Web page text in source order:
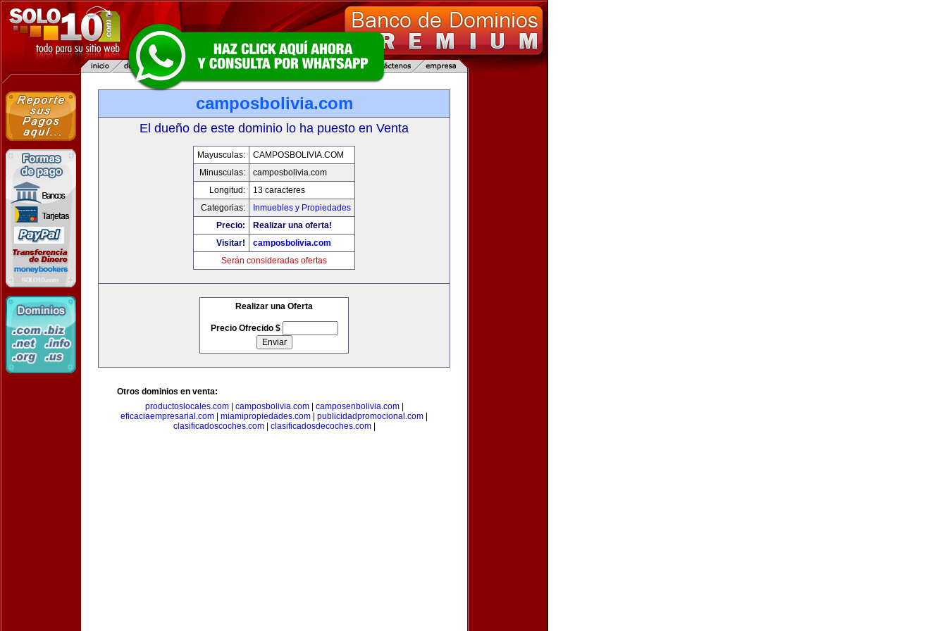
camposbolivia.com
El dueño de este dominio lo ha puesto en Venta
Mayusculas:
CAMPOSBOLIVIA.COM
Minusculas:
camposbolivia.com
Longitud:
13 caracteres
Categorias:
Inmuebles y Propiedades
Precio:
Realizar una oferta!
Visitar!
camposbolivia.com
Serán consideradas ofertas
Realizar una Oferta
Precio Ofrecido $
Otros dominios en venta:
productoslocales.com| camposbolivia.com| camposenbolivia.com|
eficaciaempresarial.com
miamipropiedades.com publicidadpromocional.com
clasificadoscoches.com| clasificadosdecoches.com|